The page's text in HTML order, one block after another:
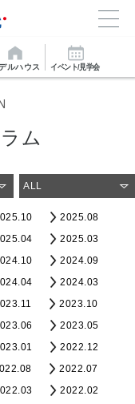
ルハウス イベント/見学会
ム
ALL
2025.08
2025.03
2024.09
2024.03
2023.10
2023.05
2022.12
2022.07
2022.02